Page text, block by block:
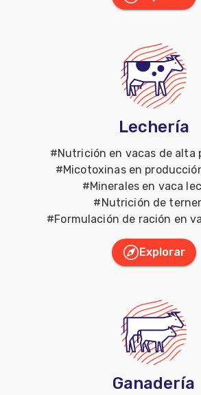
Lechería
#Nutrición en vacas de alta
#Micotoxinas en
#Minerales en vaca
#Nutrición de
#Formulación de ración en
Explorar
Ganadería